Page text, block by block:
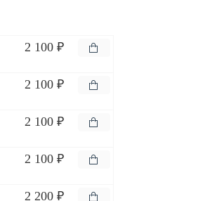
2 100 ₽
2 100 ₽
2 100 ₽
2 100 ₽
2 200 ₽